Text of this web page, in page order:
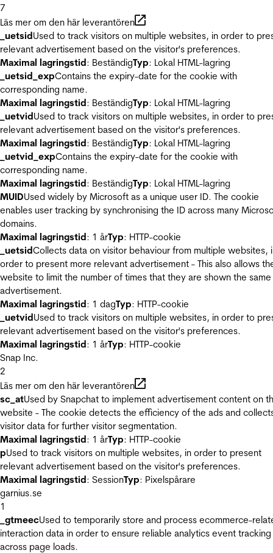
7
Läs mer om den här leverantören
_uetsidUsed to track visitors on multiple websites, in order to
relevant advertisement based on the visitor's preferences.
Maximal lagringstid: BeständigTyp: Lokal HTML-lagring
_uetsid_expContains the expiry-date for the cookie with
corresponding name.
Maximal lagringstid: BeständigTyp: Lokal HTML-lagring
_uetvidUsed to track visitors on multiple websites, in order to
relevant advertisement based on the visitor's preferences.
Maximal lagringstid: BeständigTyp: Lokal HTML-lagring
_uetvid_expContains the expiry-date for the cookie with
corresponding name.
Maximal lagringstid: BeständigTyp: Lokal HTML-lagring
MUIDUsed widely by Microsoft as a unique user ID. The cookie
enables user tracking by synchronising the ID across many
domains.
Maximal lagringstid: 1 årTyp: HTTP-cookie
_uetsidCollects data on visitor behaviour from multiple websites,
order to present more relevant advertisement - This also allows
website to limit the number of times that they are shown the same
advertisement.
Maximal lagringstid: 1 dagTyp: HTTP-cookie
_uetvidUsed to track visitors on multiple websites, in order to
relevant advertisement based on the visitor's preferences.
Maximal lagringstid: 1 årTyp: HTTP-cookie
Snap Inc.
2
Läs mer om den här leverantören
sc_atUsed by Snapchat to implement advertisement content on
website - The cookie detects the efficiency of the ads and
visitor data for further visitor segmentation.
Maximal lagringstid: 1 årTyp: HTTP-cookie
pUsed to track visitors on multiple websites, in order to present
relevant advertisement based on the visitor's preferences.
Maximal lagringstid: SessionTyp: Pixelspårare
garnius.se
1
_gtmeecUsed to temporarily store and process ecommerce-
interaction data in order to ensure reliable analytics event tracking
across page loads.